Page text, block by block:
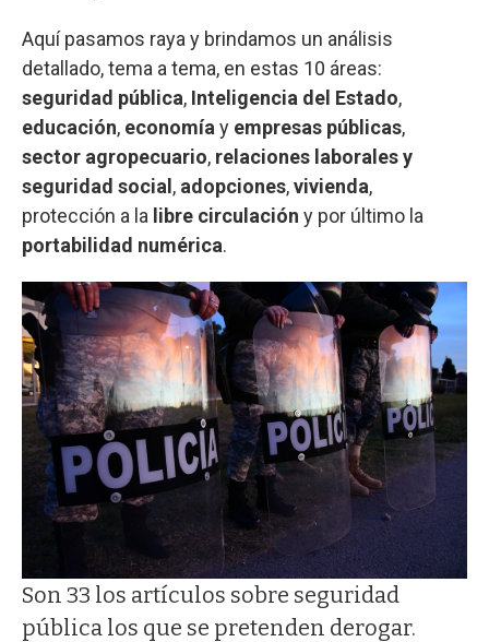
Aquí pasamos raya y brindamos un análisis
detallado, tema a tema, en estas 10 áreas:
seguridad pública, Inteligencia del Estado,
educación, economía y empresas públicas,
sector agropecuario, relaciones laborales y
seguridad social , adopciones,vivienda,
protección a la libre circulación y por último la
portabilidad numérica.
Son 33 los artículos sobre seguridad
pública los que se pretenden derogar.